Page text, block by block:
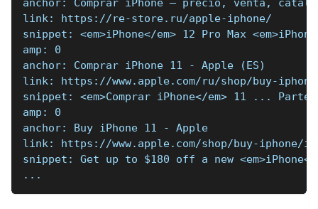
link: https://re-store.ru/apple-iphone/
snippet: <em>iPhone</em> 12 Pro Max
amp: 0
anchor: Comprar iPhone 11 - Apple (ES)
link: https://www.apple.com/ru/shop/buy-
snippet: <em>Comprar iPhone</em> 11 ...
amp: 0
anchor: Buy iPhone 11 - Apple
link: https://www.apple.com/shop/buy-iphone/
snippet: Get up to $180 off a new
...